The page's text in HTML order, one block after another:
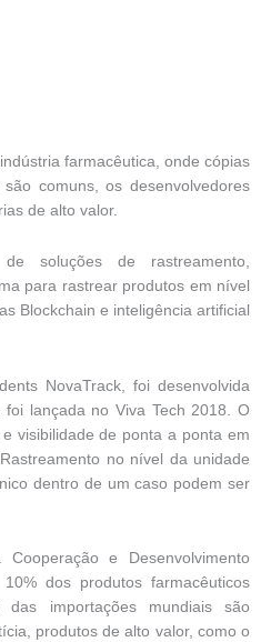
farmacêutica, onde cópias
comuns, os desenvolvedores
de alto valor.
soluções de rastreamento,
para rastrear produtos em nível
Blockchain e inteligência artificial
NovaTrack, foi desenvolvida
lançada no Viva Tech 2018. O
visibilidade de ponta a ponta em
no nível da unidade
dentro de um caso podem ser
e Desenvolvimento
dos produtos farmacêuticos
importações mundiais são
produtos de alto valor, como o